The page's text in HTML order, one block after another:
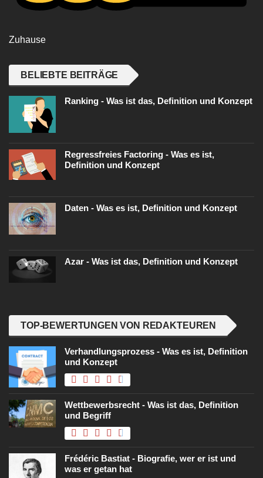
Zuhause
BELIEBTE BEITRÄGE
Ranking - Was ist das, Definition und Konzept
Regressfreies Factoring - Was es ist,
Definition und Konzept
Daten - Was es ist, Definition und Konzept
Azar - Was ist das, Definition und Konzept
TOP-BEWERTUNGEN VON REDAKTEUREN
Verhandlungsprozess - Was es ist, Definition
und Konzept
Wettbewerbsrecht - Was ist das, Definition
und Begriff
Frédéric Bastiat - Biografie, wer er ist und
was er getan hat